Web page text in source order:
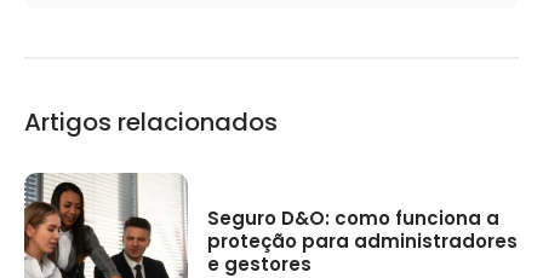
Artigos relacionados
Seguro D&O: como funciona a
proteção para administradores
e gestores